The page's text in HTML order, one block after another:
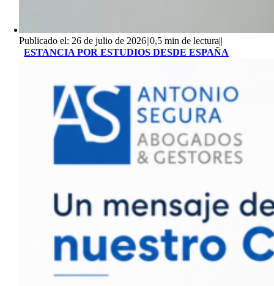
Publicado el: 26 de julio de 2026||0,5 min de lectura||
ESTANCIA POR ESTUDIOS DESDE ESPAÑA